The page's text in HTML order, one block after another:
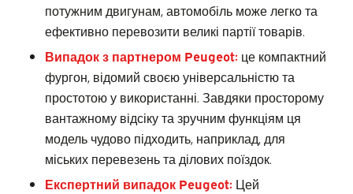
потужним двигунам, автомобіль може легко та
ефективно перевозити великі партії товарів.
Випадок з партнером Peugeot: це компактний
фургон, відомий своєю універсальністю та
простотою у використанні. Завдяки просторому
вантажному відсіку та зручним функціям ця
модель чудово підходить, наприклад, для
міських перевезень та ділових поїздок.
Експертний випадок Peugeot: Цей